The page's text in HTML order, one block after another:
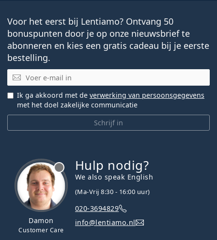
Voor het eerst bij Lentiamo? Ontvang 50
bonuspunten door je op onze nieuwsbrief te
abonneren en kies een gratis cadeau bij je eerste
bestelling.
E-mail
Schrijf in
Ik ga akkoord met de verwerking van persoonsgegevens
met het doel zakelijke communicatie
Damon
Customer Care
Hulp nodig?
We also speak English
(Ma-Vrij 8:30 - 16:00 uur)
020-3694829
info@lentiamo.nl